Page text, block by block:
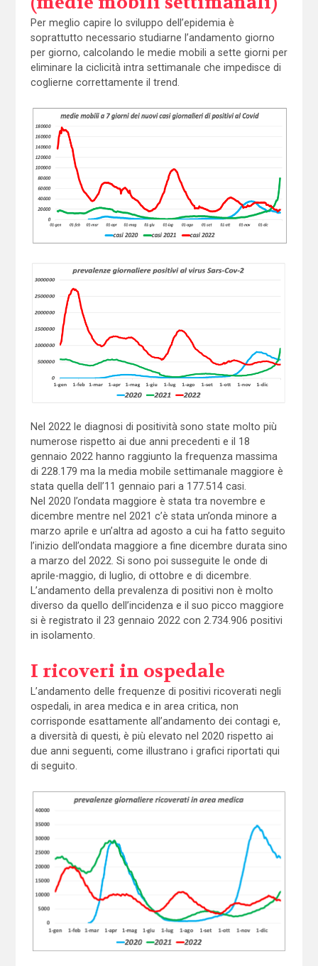
Per meglio capire lo sviluppo dell’epidemia è
soprattutto necessario studiarne l’andamento giorno
per giorno, calcolando le medie mobili a sette giorni per
eliminare la ciclicità intra settimanale che impedisce di
coglierne correttamente il trend.
Nel 2022 le diagnosi di positività sono state molto più
numerose rispetto ai due anni precedenti e il 18
gennaio 2022 hanno raggiunto la frequenza massima
di 228.179 ma la media mobile settimanale maggiore è
stata quella dell’11 gennaio pari a 177.514 casi.
Nel 2020 l’ondata maggiore è stata tra novembre e
dicembre mentre nel 2021 c’è stata un’onda minore a
marzo aprile e un’altra ad agosto a cui ha fatto seguito
l’inizio dell’ondata maggiore a fine dicembre durata sino
a marzo del 2022. Si sono poi susseguite le onde di
aprile-maggio, di luglio, di ottobre e di dicembre.
L’andamento della prevalenza di positivi non è molto
diverso da quello dell’incidenza e il suo picco maggiore
si è registrato il 23 gennaio 2022 con 2.734.906 positivi
in isolamento.
I ricoveri in ospedale
L’andamento delle frequenze di positivi ricoverati negli
ospedali, in area medica e in area critica, non
corrisponde esattamente all’andamento dei contagi e,
a diversità di questi, è più elevato nel 2020 rispetto ai
due anni seguenti, come illustrano i grafici riportati qui
di seguito.